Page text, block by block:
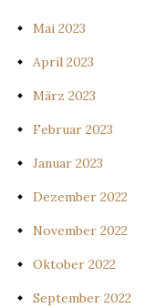
Mai 2023
April 2023
März 2023
Februar 2023
Januar 2023
Dezember 2022
November 2022
Oktober 2022
September 2022